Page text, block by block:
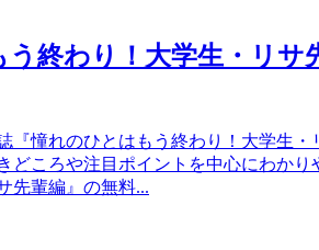
終わり！大学生・リサ
『憧れのひとはもう終わり！大学生・
ころや注目ポイントを中心にわかり
先輩編』の無料...